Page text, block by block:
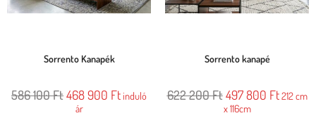
Sorrento Kanapék
586 100Ft468 900 Ftinduló
ár
Sorrento kanapé
622 200Ft 497 800 Ft212 cm
x 116cm